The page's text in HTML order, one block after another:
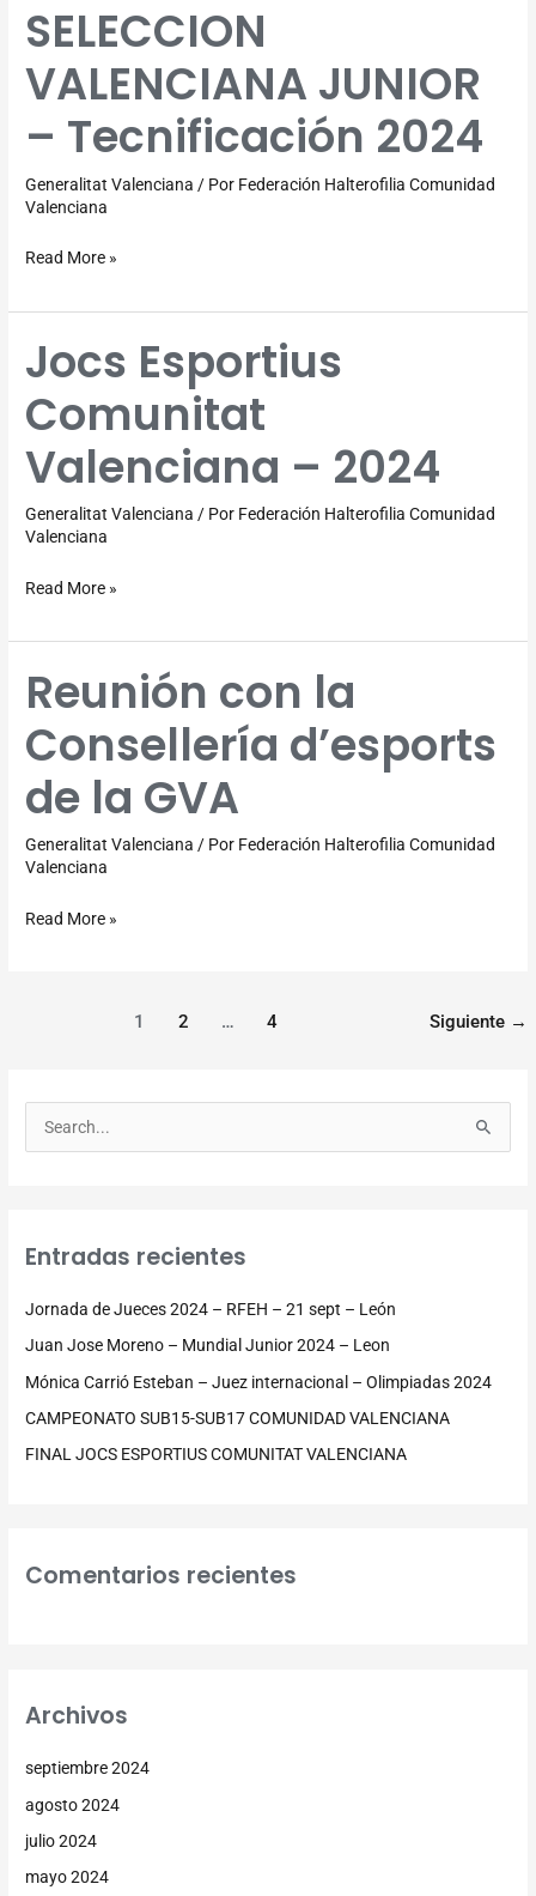
SELECCION
VALENCIANA JUNIOR
– Tecnificación 2024
Generalitat Valenciana / Por Federación Halterofilia Comunidad
Valenciana
SELECCION
VALENCIANA
JUNIOR
Tecnificación
Read More »
Jocs Esportius
Comunitat
Valenciana – 2024
Generalitat Valenciana / Por Federación Halterofilia Comunidad
Valenciana
Jocs
Esportius
Comunitat
–
Read More »
Reunión con la
Consellería d’esports
de la GVA
Generalitat Valenciana / Por Federación Halterofilia Comunidad
Valenciana
Reunión
con
la
d’esports
la
Read More »
1 2 … 4 Siguiente →
a
r
:
Entradas recientes
Jornada de Jueces 2024 – RFEH – 21 sept – León
Juan Jose Moreno – Mundial Junior 2024 – Leon
Mónica Carrió Esteban – Juez internacional – Olimpiadas 2024
CAMPEONATO SUB15-SUB17 COMUNIDAD VALENCIANA
FINAL JOCS ESPORTIUS COMUNITAT VALENCIANA
Comentarios recientes
Archivos
septiembre 2024
agosto 2024
julio 2024
mayo 2024